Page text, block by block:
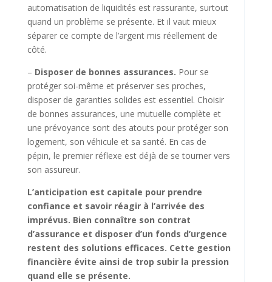
automatisation de liquidités est rassurante, surtout
quand un problème se présente. Et il vaut mieux
séparer ce compte de l’argent mis réellement de
côté.
– Disposer de bonnes assurances. Pour se
protéger soi-même et préserver ses proches,
disposer de garanties solides est essentiel. Choisir
de bonnes assurances, une mutuelle complète et
une prévoyance sont des atouts pour protéger son
logement, son véhicule et sa santé. En cas de
pépin, le premier réflexe est déjà de se tourner vers
son assureur.
L’anticipation est capitale pour prendre
confiance et savoir réagir à l’arrivée des
imprévus. Bien connaître son contrat
d’assurance et disposer d’un fonds d’urgence
restent des solutions efficaces. Cette gestion
financière évite ainsi de trop subir la pression
quand elle se présente.